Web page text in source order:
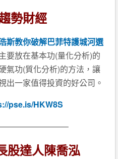
勢財經
斯教你破解巴菲特護城河選
要放在基本功(量化分析)的
氣功(質化分析)的方法，讓
出一家值得投資的好公司。
pse.is/HKW8S
股達人陳喬泓